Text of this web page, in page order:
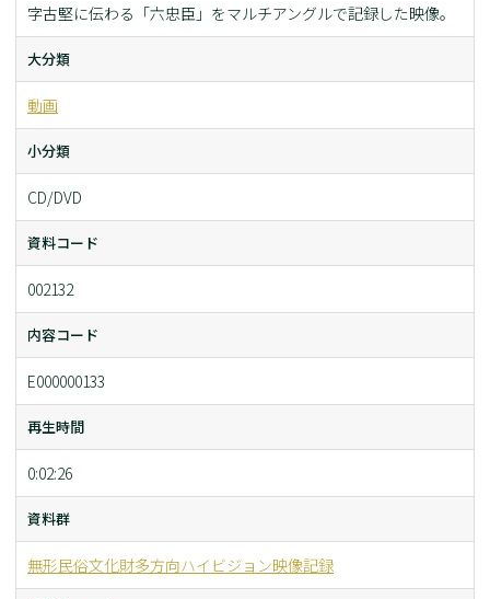
字古堅に伝わる「六忠臣」をマルチアングルで記録した映像。
大分類
動画
小分類
CD/DVD
資料コード
002132
内容コード
E000000133
再生時間
0:02:26
資料群
無形民俗文化財多方向ハイビジョン映像記録